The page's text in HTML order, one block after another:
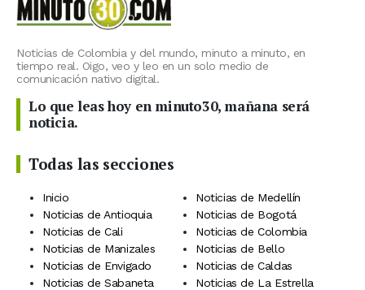
Noticias de Colombia y del mundo, minuto a minuto, en
tiempo real. Oigo, veo y leo en un solo medio de
comunicación nativo digital.
Lo que leas hoy en minuto30, mañana será
noticia.
Todas las secciones
Inicio
Noticias de Medellín
Noticias de Antioquia
Noticias de Bogotá
Noticias de Cali
Noticias de Colombia
Noticias de Manizales
Noticias de Bello
Noticias de Envigado
Noticias de Caldas
Noticias de Sabaneta
Noticias de La Estrella